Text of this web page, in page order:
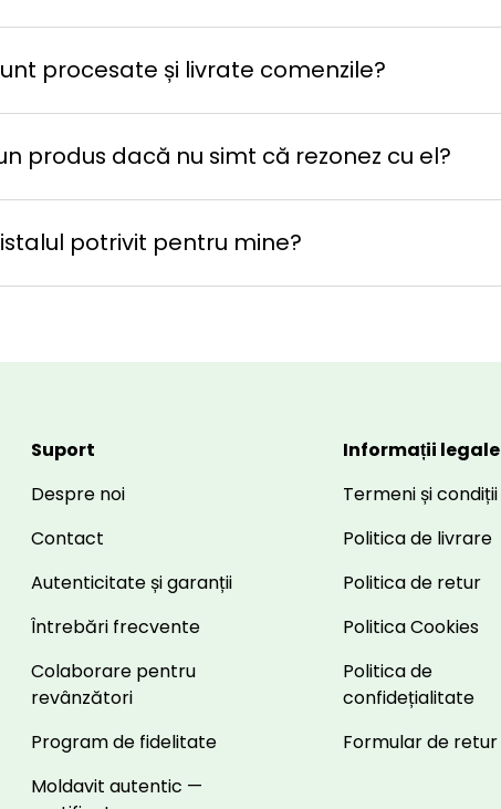
procesate și livrate comenzile?
produs dacă nu simt că rezonez cu el?
potrivit pentru mine?
Suport
Despre noi
Contact
Autenticitate și garanții
Întrebări frecvente
Colaborare pentru
revânzători
Program de fidelitate
Moldavit autentic —
Informații legale
Termeni și condiții
Politica de livrare
Politica de retur
Politica Cookies
Politica de
confidețialitate
Formular de retur